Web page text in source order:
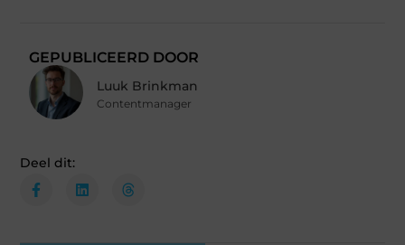
GEPUBLICEERD DOOR
Luuk Brinkman
Contentmanager
Deel dit: